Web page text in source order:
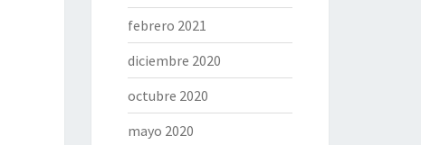
febrero 2021
diciembre 2020
octubre 2020
mayo 2020